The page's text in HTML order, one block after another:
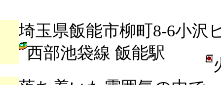
埼玉県飯能市柳町8-6小沢
西部池袋線 飯能駅